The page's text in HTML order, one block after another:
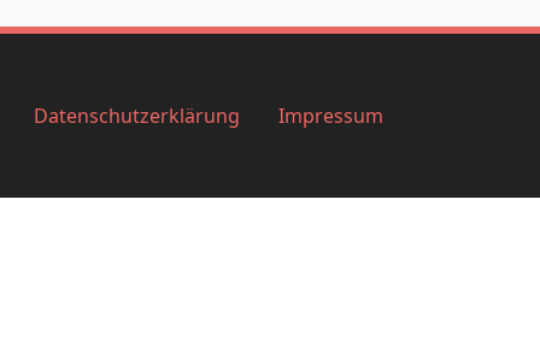
Datenschutzerklärung Impressum